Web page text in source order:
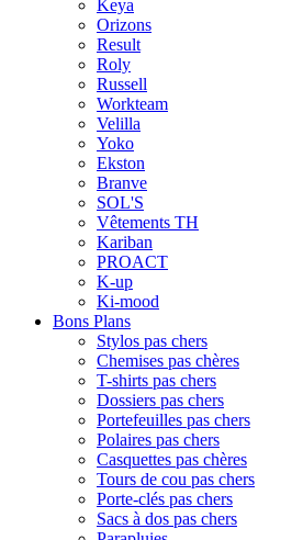
Keya
Orizons
Result
Roly
Russell
Workteam
Velilla
Yoko
Ekston
Branve
SOL'S
Vêtements TH
Kariban
PROACT
K-up
Ki-mood
Bons Plans
Stylos pas chers
Chemises pas chères
T-shirts pas chers
Dossiers pas chers
Portefeuilles pas chers
Polaires pas chers
Casquettes pas chères
Tours de cou pas chers
Porte-clés pas chers
Sacs à dos pas chers